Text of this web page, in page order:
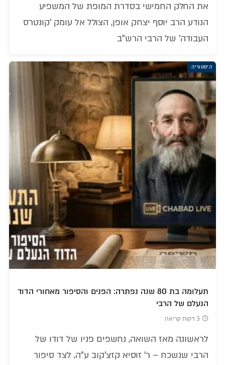
את החלק החמישי בסדרת המופת של המשפיע
הנודע הרב יוסף יצחק אופן, הצולל אל עומק 'קונטרס
העבודה' של הרבי הרש"ב
היסטוריה
תעלומה בת 80 שנה נפתרה: הפנים והסיפור מאחורי הדוד
הנעלם של הרבי
3 דקות קריאה
לראשונה מאז השואה, נחשפים פניו של דודו של
הרבי שנשכח – ר' זוסיא קזצ'קוב ע"ה, לצד סיפור